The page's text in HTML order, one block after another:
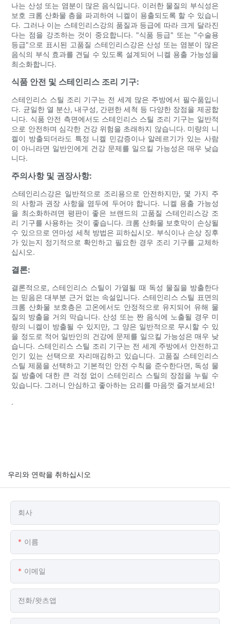
나는 산성 또는 염분이 많은 음식입니다. 이러한 물질의 부식성은
보호 크롬 산화물 층을 파괴하여 니켈이 용출되도록 할 수 있습니
다. 그러나 이는 스테인리스강의 품질과 등급에 따라 크게 달라진
다는 점을 강조하는 것이 중요합니다. "식품 등급" 또는 "수술용
등급"으로 표시된 고품질 스테인리스강은 산성 또는 염분이 많은
음식의 부식 효과를 견딜 수 있도록 설계되어 니켈 용출 가능성을
최소화합니다.
식품 안전 및 스테인리스 조리 기구:
스테인리스 스틸 조리 기구는 전 세계 많은 주방에서 필수품입니
다. 균일한 열 분산, 내구성, 간편한 세척 등 다양한 장점을 제공합
니다. 식품 안전 측면에서도 스테인리스 스틸 조리 기구는 일반적
으로 안전하며 심각한 건강 위험을 초래하지 않습니다. 미량의 니
켈이 방출되더라도 특정 니켈 민감증이나 알레르기가 있는 사람
이 아니라면 일반인에게 건강 문제를 일으킬 가능성은 매우 낮습
니다.
주의사항 및 권장사항:
스테인리스강은 일반적으로 조리용으로 안전하지만, 몇 가지 주
의 사항과 권장 사항을 염두에 두어야 합니다. 니켈 용출 가능성
을 최소화하려면 평판이 좋은 브랜드의 고품질 스테인리스강 조
리 기구를 사용하는 것이 좋습니다. 크롬 산화물 보호막이 손상될
수 있으므로 연마성 세척 방법은 피하십시오. 부식이나 손상 징후
가 있는지 정기적으로 확인하고 필요한 경우 조리 기구를 교체하
십시오.
결론:
결론적으로, 스테인리스 스틸이 가열될 때 독성 물질을 방출한다
는 믿음은 대부분 근거 없는 속설입니다. 스테인리스 스틸 표면의
크롬 산화물 보호층은 고온에서도 안정적으로 유지되어 유해 물
질의 방출을 거의 막습니다. 산성 또는 짠 음식에 노출될 경우 미
량의 니켈이 방출될 수 있지만, 그 양은 일반적으로 무시할 수 있
을 정도로 적어 일반인의 건강에 문제를 일으킬 가능성은 매우 낮
습니다. 스테인리스 스틸 조리 기구는 전 세계 주방에서 안전하고
인기 있는 선택으로 자리매김하고 있습니다. 고품질 스테인리스
스틸 제품을 선택하고 기본적인 안전 수칙을 준수한다면, 독성 물
질 방출에 대한 큰 걱정 없이 스테인리스 스틸의 장점을 누릴 수
있습니다. 그러니 안심하고 좋아하는 요리를 마음껏 즐겨보세요!
.
우리와 연락을 취하십시오
회사
이름
이메일
전화/왓츠앱